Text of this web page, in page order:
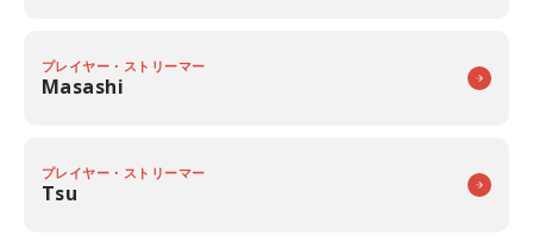
プレイヤー・ストリーマー
Masashi
プレイヤー・ストリーマー
Tsu